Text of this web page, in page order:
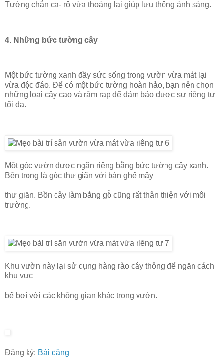
Tường chắn ca- rô vừa thoáng lại giúp lưu thông ánh sáng.
4. Những bức tường cây
Một bức tường xanh đầy sức sống trong vườn vừa mát lại
vừa độc đáo. Để có một bức tường hoàn hảo, bạn nên chọn
những loại cây cao và rậm rạp để đảm bảo được sự riêng tư
tối đa.
Một góc vườn được ngăn riêng bằng bức tường cây xanh.
Bên trong là góc thư giãn với bàn ghế mây
thư giãn. Bồn cây làm bằng gỗ cũng rất thân thiện với môi
trường.
Khu vườn này lại sử dụng hàng rào cây thông để ngăn cách
khu vực
bể bơi với các không gian khác trong vườn.
Đăng ký: Bài đăng